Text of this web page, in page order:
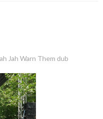
Jah Warn Them dub